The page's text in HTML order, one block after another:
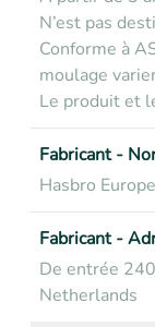
N’est pas
Conforme à
moulage
Le produit et
Fabricant -
Hasbro
Fabricant -
De entrée
Netherlands